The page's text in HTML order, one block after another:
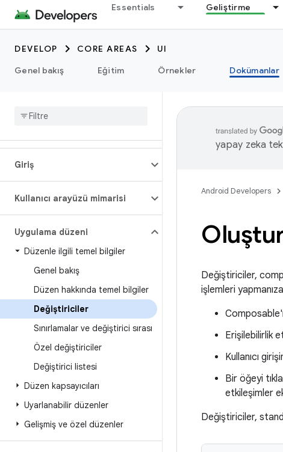
Essentials Geliştirme
DEVELOP CORE AREAS
UI
Genel bakış
Eğitim Örnekler Dokümanlar
Giriş
Kullanıcı arayüzü mimarisi
Uygulama düzeni
Düzenle ilgili temel bilgiler
Genel bakış
Düzen hakkında temel bilgiler
Değiştiriciler
Sınırlamalar ve değiştirici sırası
Özel değiştiriciler
Değiştirici listesi
Düzen kapsayıcıları
Uyarlanabilir düzenler
Gelişmiş ve özel düzenler
yapay zeka
Android Developers
Değiştiriciler,
işlemleri
Erişilebilirlik
Kullanıcı
Bir öğeyi
etkileşimler
Değiştiriciler,